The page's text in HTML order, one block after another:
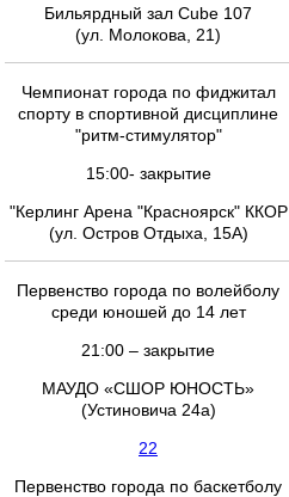
Бильярдный зал Cube 107
(ул. Молокова, 21)
Чемпионат города по фиджитал
спорту в спортивной дисциплине
"ритм-стимулятор"
15:00- закрытие
"Керлинг Арена "Красноярск" ККОР
(ул. Остров Отдыха, 15А)
Первенство города по волейболу
среди юношей до 14 лет
21:00 – закрытие
МАУДО «СШОР ЮНОСТЬ»
(Устиновича 24а)
22
Первенство города по баскетболу